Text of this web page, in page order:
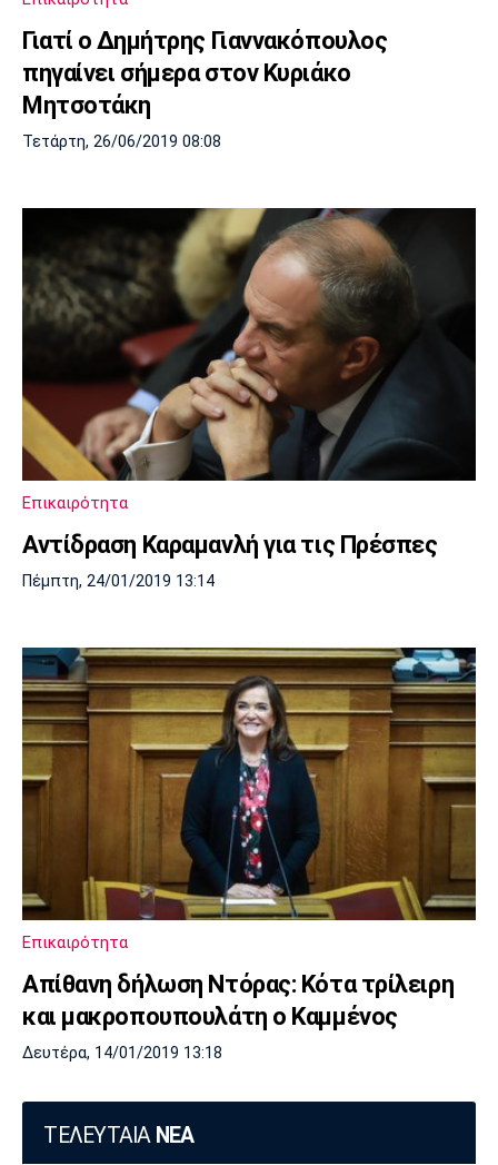
Γιατί ο Δημήτρης Γιαννακόπουλος
πηγαίνει σήμερα στον Κυριάκο
Μητσοτάκη
Τετάρτη, 26/06/2019 08:08
Επικαιρότητα
Αντίδραση Καραμανλή για τις Πρέσπες
Πέμπτη, 24/01/2019 13:14
Επικαιρότητα
Απίθανη δήλωση Ντόρας: Κότα τρίλειρη
και μακροπουπουλάτη ο Καμμένος
Δευτέρα, 14/01/2019 13:18
ΤΕΛΕΥΤΑΙΑ ΝΕΑ